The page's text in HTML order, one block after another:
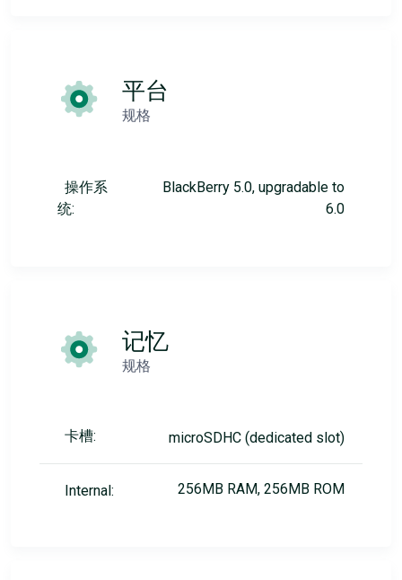
平台
规格
操作系
统:
BlackBerry 5.0, upgradable to
6.0
记忆
规格
卡槽: microSDHC (dedicated slot)
Internal: 256MB RAM, 256MB ROM